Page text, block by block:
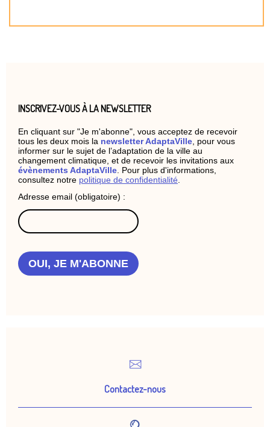
INSCRIVEZ-VOUS À LA NEWSLETTER
En cliquant sur "Je m'abonne", vous acceptez de recevoir
tous les deux mois la newsletter AdaptaVille , pour vous
informer sur le sujet de l’adaptation de la ville au
changement climatique, et de recevoir les invitations aux
évènements AdaptaVille . Pour plus d'informations,
consultez notre politique de confidentialité
Adresse email (obligatoire) :
OUI, JE M'ABONNE
Contactez-nous